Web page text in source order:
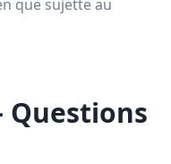
que sujette au
Questions